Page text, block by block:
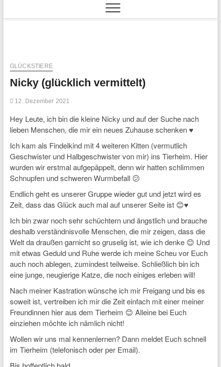
GLÜCKSTIERE
Nicky (glücklich vermittelt)
12. Dezember 2021
Hey Leute, ich bin die kleine Nicky und auf der Suche nach
lieben Menschen, die mir ein neues Zuhause schenken ♥️
Ich kam als Findelkind mit 4 weiteren Kitten (vermutlich
Geschwister und Halbgeschwister von mir) ins Tierheim. Hier
wurden wir erstmal aufgepäppelt, denn wir hatten schlimmen
Schnupfen und schweren Wurmbefall 😕
Endlich geht es unserer Gruppe wieder gut und jetzt wird es
Zeit, dass das Glück auch mal auf unserer Seite ist 😊♥️
Ich bin zwar noch sehr schüchtern und ängstlich und brauche
deshalb verständnisvolle Menschen, die mir zeigen, dass die
Welt da draußen garnicht so gruselig ist, wie ich denke 😊 Und
mit etwas Geduld und Ruhe werde ich meine Scheu vor Euch
auch noch ablegen, zumindest teilweise. Schließlich bin ich
eine junge, neugierige Katze, die noch einiges erleben will!
Nach meiner Kastration wünsche ich mir Freigang und bis es
soweit ist, vertreiben ich mir die Zeit einfach mit einer meiner
Freundinnen hier aus dem Tierheim 😊 Alleine bei Euch
einziehen möchte ich nämlich nicht!
Wollen wir uns mal kennenlernen? Dann meldet Euch schnell
im Tierheim (telefonisch oder per Email).